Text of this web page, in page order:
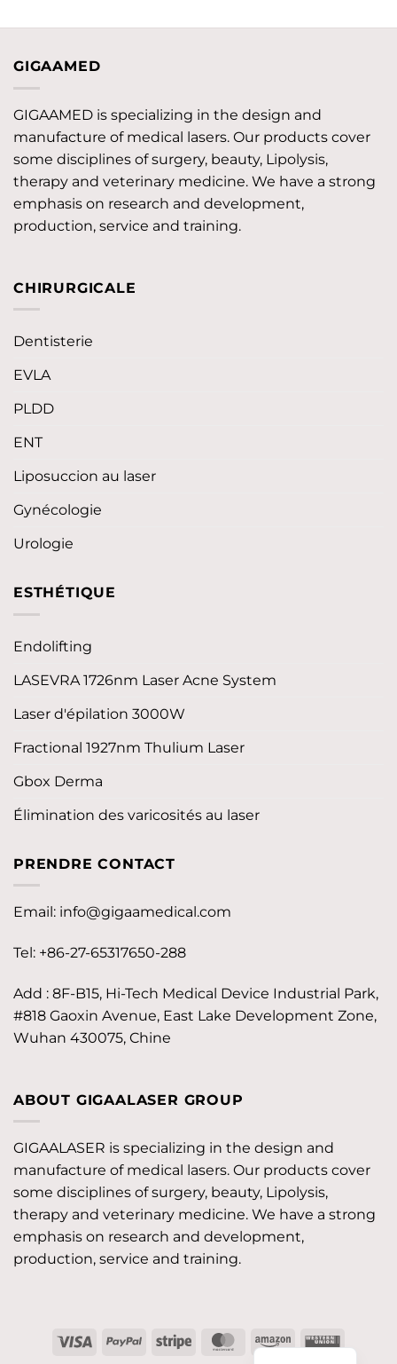
GIGAAMED
GIGAAMED is specializing in the design and
manufacture of medical lasers. Our products cover
some disciplines of surgery, beauty, Lipolysis,
therapy and veterinary medicine. We have a strong
emphasis on research and development,
production, service and training.
CHIRURGICALE
Dentisterie
EVLA
PLDD
ENT
Liposuccion au laser
Gynécologie
Urologie
ESTHÉTIQUE
Endolifting
LASEVRA 1726nm Laser Acne System
Laser d'épilation 3000W
Fractional 1927nm Thulium Laser
Gbox Derma
Élimination des varicosités au laser
PRENDRE CONTACT
Email: info@gigaamedical.com
Tel: +86-27-65317650-288
Add : 8F-B15, Hi-Tech Medical Device Industrial Park,
#818 Gaoxin Avenue, East Lake Development Zone,
Wuhan 430075, Chine
ABOUT GIGAALASER GROUP
GIGAALASER is specializing in the design and
manufacture of medical lasers. Our products cover
some disciplines of surgery, beauty, Lipolysis,
therapy and veterinary medicine. We have a strong
emphasis on research and development,
production, service and training.
Visa PayPal Stripe MasterCardAmazonWestern